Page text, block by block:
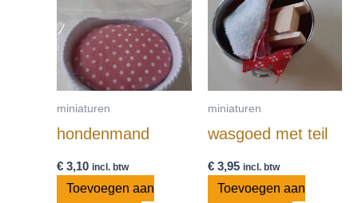
miniaturen
hondenmand
€ 3,10 incl. btw
Toevoegen aan
miniaturen
wasgoed met teil
€3,95 incl. btw
Toevoegen aan